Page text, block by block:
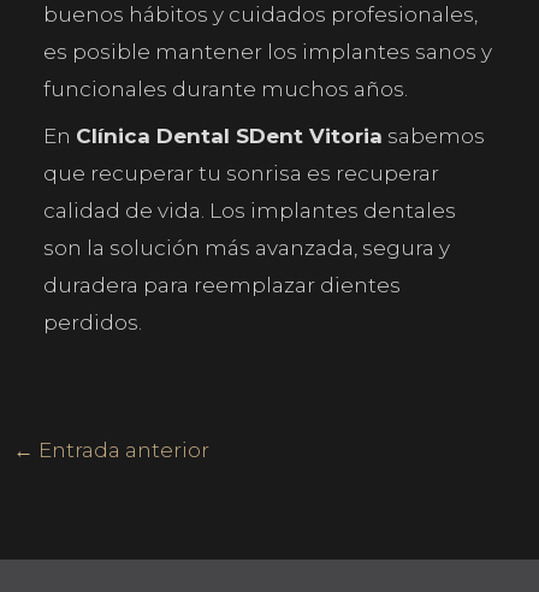
buenos hábitos y cuidados profesionales,
es posible mantener los implantes sanos y
funcionales durante muchos años.
En Clínica Dental SDent Vitoria sabemos
que recuperar tu sonrisa es recuperar
calidad de vida. Los implantes dentales
son la solución más avanzada, segura y
duradera para reemplazar dientes
perdidos.
← Entrada anterior